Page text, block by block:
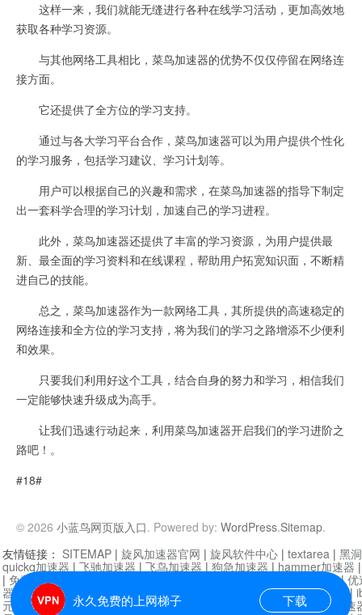
这样一来，我们就能无缝进行各种在线学习活动，更加高效地
获取各种学习资源。
与其他网络工具相比，菜鸟加速器的优势不仅仅停留在网络连
接方面。
它还提供了全方位的学习支持。
通过与各大学习平台合作，菜鸟加速器可以为用户提供个性化
的学习服务，包括学习建议、学习计划等。
用户可以根据自己的兴趣和需求，在菜鸟加速器的指导下制定
出一套科学合理的学习计划，加速自己的学习进程。
此外，菜鸟加速器还提供了丰富的学习资源，为用户提供最
新、最全面的学习资料和在线课程，帮助用户拓宽知识面，不断精
进自己的技能。
总之，菜鸟加速器作为一款网络工具，其所提供的高速稳定的
网络连接和全方位的学习支持，将为我们的学习之路增添不少便利
和效果。
只要我们利用好这个工具，结合自身的努力和学习，相信我们
一定能够快速升级成为高手。
让我们迅速行动起来，利用菜鸟加速器开启我们的学习进阶之
路吧！。
#18#
© 2026 小蓝鸟网页版入口. Powered by: WordPress.Sitemap.
永久免费的上网梯子 下载
友情链接： SITEMAP | 旋风加速器官网 | 旋风软件中心 | textarea | 黑
quickq加速器 | 飞驰加速器 | 飞鸟加速器 | 狗急加速器 | hammer加速器
| 免费vqn加速外网 迷雾通|优
器| 快柠檬加速器 |黑洞加速 |falemon 快橙加速器|anycast加速器 |
元机场加速器 |一元机场|老王加速器 | 白石山|
小牛加速